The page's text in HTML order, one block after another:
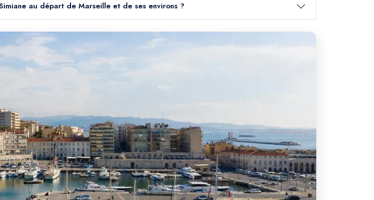
au départ de Marseille et de ses environs ?